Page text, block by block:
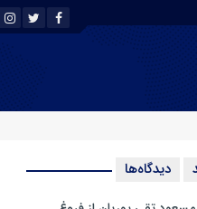
دیدگاه‌ها